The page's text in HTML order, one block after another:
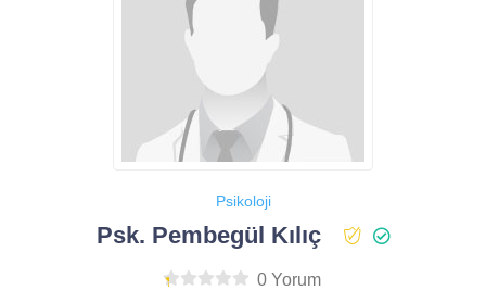
Psikoloji
Psk. Pembegül Kılıç
0 Yorum